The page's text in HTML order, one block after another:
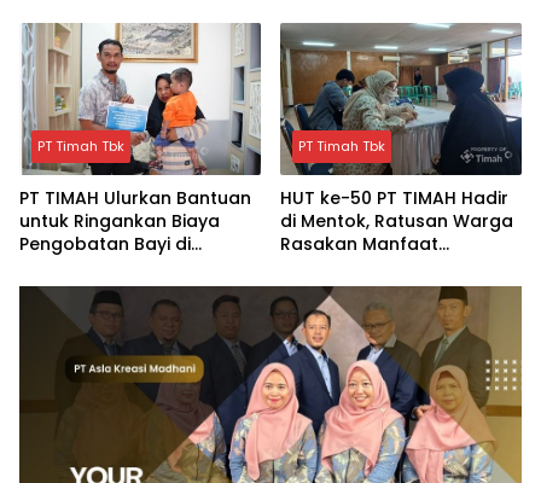
PT Timah Tbk
PT TIMAH Ulurkan Bantuan
untuk Ringankan Biaya
Pengobatan Bayi di
PT Timah Tbk
HUT ke-50 PT TIMAH Hadir
di Mentok, Ratusan Warga
Rasakan Manfaat
Gratis